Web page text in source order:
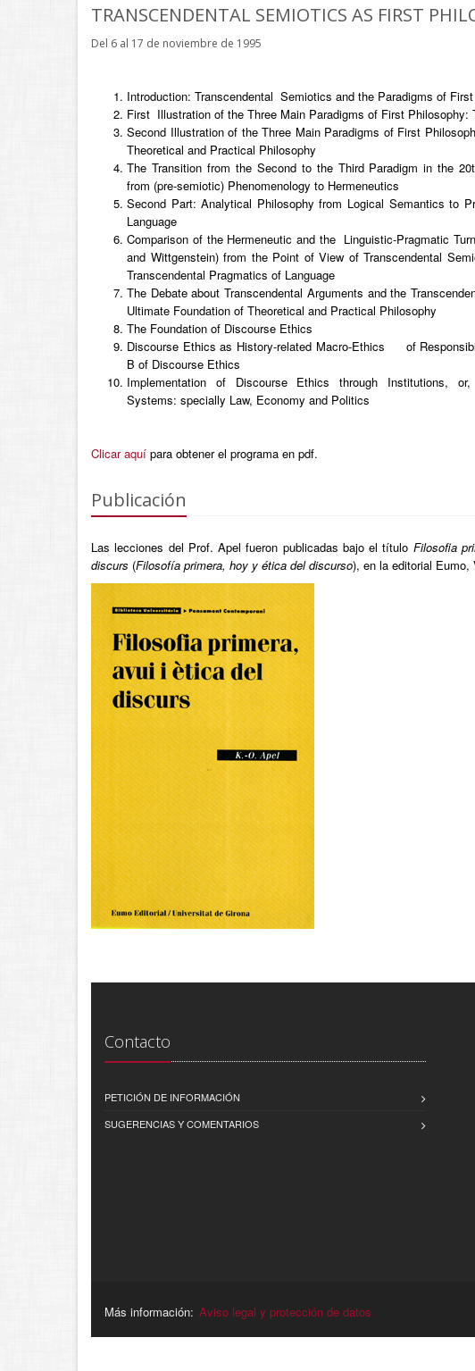
TRANSCENDENTAL SEMIOTICS AS FIRST
Del 6 al 17 de noviembre de 1995
Introduction: Transcendental Semiotics and the Paradigms of
First Illustration of the Three Main Paradigms of First Philosophy:
Second Illustration of the Three Main Paradigms of First
Theoretical and Practical Philosophy
The Transition from the Second to the Third Paradigm in the
from (pre-semiotic) Phenomenology to Hermeneutics
Second Part: Analytical Philosophy from Logical Semantics to
Language
Comparison of the Hermeneutic and the Linguistic-Pragmatic
and Wittgenstein) from the Point of View of Transcendental
Transcendental Pragmatics of Language
The Debate about Transcendental Arguments and the
Ultimate Foundation of Theoretical and Practical Philosophy
The Foundation of Discourse Ethics
Discourse Ethics as History-related Macro-Ethics of
B of Discourse Ethics
Implementation of Discourse Ethics through Institutions,
Systems: specially Law, Economy and Politics
Clicar aquí para obtener el programa en pdf.
Publicación
Las lecciones del Prof. Apel fueron publicadas bajo el título Filosofia
discurs (Filosofía primera, hoy y ética del discurso), en la editorial Eumo,
Contacto
PETICIÓN DE INFORMACIÓN
SUGERENCIAS Y COMENTARIOS
Más información: Aviso legal y protección de datos